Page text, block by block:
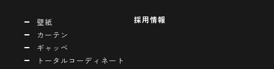
壁紙
カーテン
ギャッベ
トータルコーディネート
採用情報